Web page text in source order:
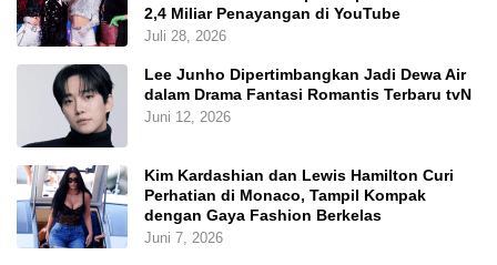
2,4 Miliar Penayangan di YouTube
Juli 28, 2026
Lee Junho Dipertimbangkan Jadi Dewa Air
dalam Drama Fantasi Romantis Terbaru tvN
Juni 12, 2026
Kim Kardashian dan Lewis Hamilton Curi
Perhatian di Monaco, Tampil Kompak
dengan Gaya Fashion Berkelas
Juni 7, 2026